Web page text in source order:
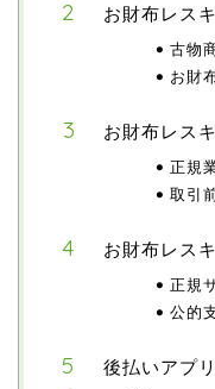
お財布レス
古物
お財
お財布レス
正規
取引
お財布レス
正規
公的
後払いアプ